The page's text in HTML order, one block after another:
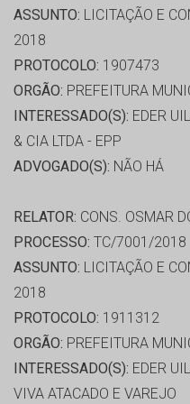
ASSUNTO: LICITAÇÃO E
2018
PROTOCOLO: 1907473
ORGÃO: PREFEITURA
INTERESSADO(S): EDER
& CIA LTDA - EPP
ADVOGADO(S): NÃO HÁ
RELATOR: CONS. OSMAR
PROCESSO: TC/7001/2018
ASSUNTO: LICITAÇÃO E
2018
PROTOCOLO: 1911312
ORGÃO: PREFEITURA
INTERESSADO(S): EDER
VIVA ATACADO E VAREJO